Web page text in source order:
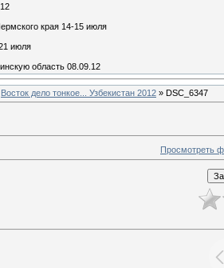
края 14-15 июля
июля
область 08.09.12
Восток дело тонкое... Узбекистан 2012 » DSC_6347
Просмотреть